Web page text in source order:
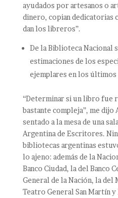
ayudados por artesanos o
dinero, copian dedicatorias
dan los libreros”.
De la Biblioteca Nacional
estimaciones de los
ejemplares en los últimos
“Determinar si un libro fue
bastante compleja”, me dijo
sentado a la mesa de una
Argentina de Escritores.
bibliotecas argentinas
lo ajeno: además de la
Banco Ciudad, la del Banco
General de la Nación, la del
Teatro General San Martín